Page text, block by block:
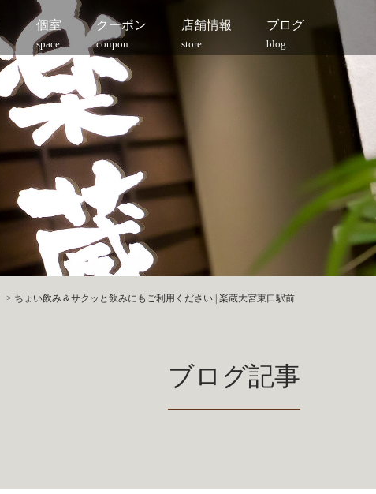
個室
space
クーポン
coupon
店舗情報
store
ブログ
blog
> ちょい飲み＆サクッと飲みにもご利用ください | 楽蔵大宮東口駅前
ブログ記事